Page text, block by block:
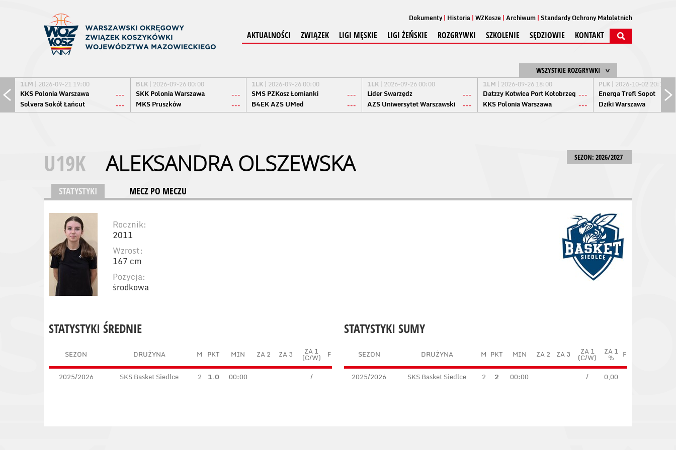
Dokumenty Historia WZKosze Archiwum Standardy Ochrony Małoletnich
AKTUALNOŚCI ZWIĄZEK LIGI MĘSKIE LIGI ŻEŃSKIE ROZGRYWKI SZKOLENIE SĘDZIOWIE KONTAKT
WSZYSTKIE ROZGRYWKI
1LM | 2026-09-21 19:00
KKS Polonia Warszawa
---
Solvera Sokół Łańcut
---
BLK | 2026-09-26 00:00
SKK Polonia Warszawa
---
MKS Pruszków
---
1LK | 2026-09-26 00:00
SMS PZKosz Łomianki
---
B4EK AZS UMed
---
1LK | 2026-09-26 00:00
Lider Swarzędz
---
AZS Uniwersytet Warszawski
---
1LM | 2026-09-26 18:00
Datzzy Kotwica Port Kołobrzeg ---
KKS Polonia Warszawa
---
PLK | 2026-10-02 20:15
Energa Trefl Sopot
Dziki Warszawa
SEZON: 2026/2027
U19K ALEKSANDRA OLSZEWSKA
STATYSTYKI MECZ PO MECZU
Rocznik:
2011
Wzrost:
167 cm
Pozycja:
środkowa
STATYSTYKI SUMY
SEZON DRUŻYNA M PKT MIN ZA 2 ZA 3 ZA 1
(C/W)
ZA 1
% F
2025/2026 SKS Basket Siedlce 2 2 00:00 / 0,00
STATYSTYKI ŚREDNIE
SEZON DRUŻYNA M PKT MIN ZA 2 ZA 3 ZA 1
(C/W) F
2025/2026 SKS Basket Siedlce 2 1.0 00:00 /